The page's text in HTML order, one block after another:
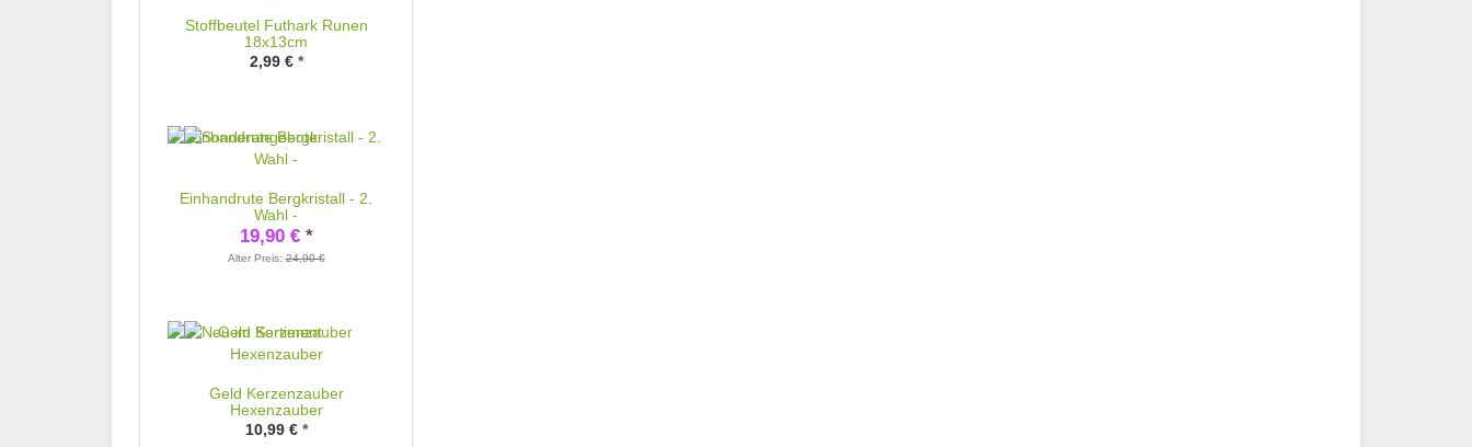
Stoffbeutel Futhark Runen
18x13cm
2,99 € *
Einhandrute Bergkristall - 2.
Wahl -
19,90 € *
Alter Preis:24,90 €
Geld Kerzenzauber
Hexenzauber
10,99 € *